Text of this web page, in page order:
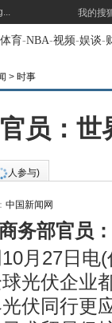
我的搜
体育-NBA-视频-娱谈-
> 时事
员：
人参与)
中国新闻网
务部官员
27日电(
光伏企业
伏同行更